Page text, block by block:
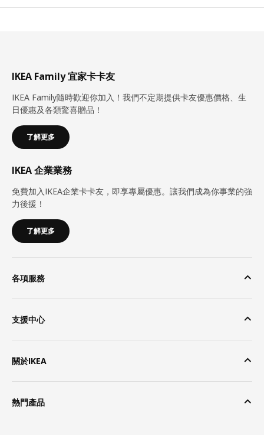
IKEA Family 宜家卡卡友
IKEA Family隨時歡迎你加入！我們不定期提供卡友優惠價格、生
日優惠及各類驚喜贈品！
了解更多
IKEA 企業業務
免費加入IKEA企業卡卡友，即享專屬優惠。讓我們成為你事業的強
力後援！
了解更多
各項服務
支援中心
關於IKEA
熱門產品